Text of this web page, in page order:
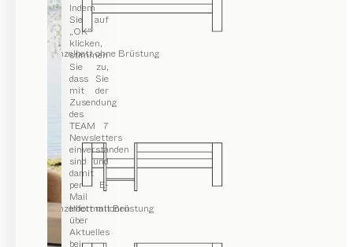
Indem
Sie auf
„OK“
klicken,
stimmen
Sie zu,
dass Sie
mit der
Zusendung
des
TEAM 7
Newsletters
einverstanden
sind und
damit
per E-
Mail
Informationen
über
Aktuelles
bei
Einzelbett ohne Brüstung
Einzelbett mit Brüstung